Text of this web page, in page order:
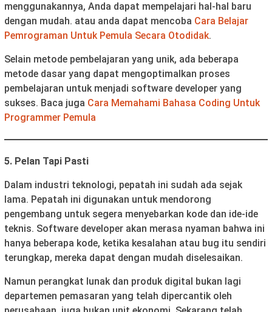
menggunakannya, Anda dapat mempelajari hal-hal baru
dengan mudah. atau anda dapat mencoba Cara Belajar
Pemrograman Untuk Pemula Secara Otodidak.
Selain metode pembelajaran yang unik, ada beberapa
metode dasar yang dapat mengoptimalkan proses
pembelajaran untuk menjadi software developer yang
sukses. Baca juga Cara Memahami Bahasa Coding Untuk
Programmer Pemula
5. Pelan Tapi Pasti
Dalam industri teknologi, pepatah ini sudah ada sejak
lama. Pepatah ini digunakan untuk mendorong
pengembang untuk segera menyebarkan kode dan ide-ide
teknis. Software developer akan merasa nyaman bahwa ini
hanya beberapa kode, ketika kesalahan atau bug itu sendiri
terungkap, mereka dapat dengan mudah diselesaikan.
Namun perangkat lunak dan produk digital bukan lagi
departemen pemasaran yang telah dipercantik oleh